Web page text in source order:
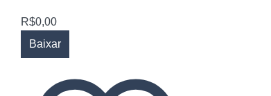
R$0,00
Baixar